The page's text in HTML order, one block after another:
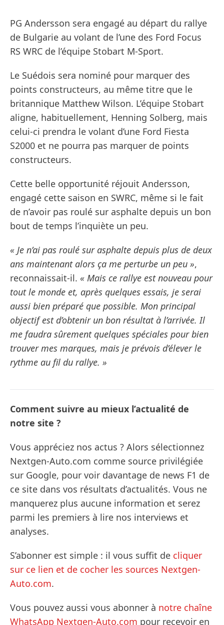
PG Andersson sera engagé au départ du rallye
de Bulgarie au volant de l’une des Ford Focus
RS WRC de l’équipe Stobart M-Sport.
Le Suédois sera nominé pour marquer des
points constructeurs, au même titre que le
britannique Matthew Wilson. L’équipe Stobart
aligne, habituellement, Henning Solberg, mais
celui-ci prendra le volant d’une Ford Fiesta
S2000 et ne pourra pas marquer de points
constructeurs.
Cette belle opportunité réjouit Andersson,
engagé cette saison en SWRC, même si le fait
de n’avoir pas roulé sur asphalte depuis un bon
bout de temps l’inquiète un peu.
« Je n’ai pas roulé sur asphalte depuis plus de deux
ans maintenant alors ça me perturbe un peu »,
reconnaissait-il. « Mais ce rallye est nouveau pour
tout le monde et, après quelques essais, je serai
aussi bien préparé que possible. Mon principal
objectif est d’obtenir un bon résultat à l’arrivée. Il
me faudra sûrement quelques spéciales pour bien
trouver mes marques, mais je prévois d’élever le
rythme au fil du rallye. »
Comment suivre au mieux l’actualité de
notre site ?
Vous appréciez nos actus ? Alors sélectionnez
Nextgen-Auto.com comme source privilégiée
sur Google, pour voir davantage de news F1 de
ce site dans vos résultats d’actualités. Vous ne
manquerez plus aucune information et serez
parmi les premiers à lire nos interviews et
analyses.
S’abonner est simple : il vous suffit de cliquer
sur ce lien et de cocher les sources Nextgen-
Auto.com.
Vous pouvez aussi vous abonner à notre chaîne
WhatsApp Nextgen-Auto.com pour recevoir en